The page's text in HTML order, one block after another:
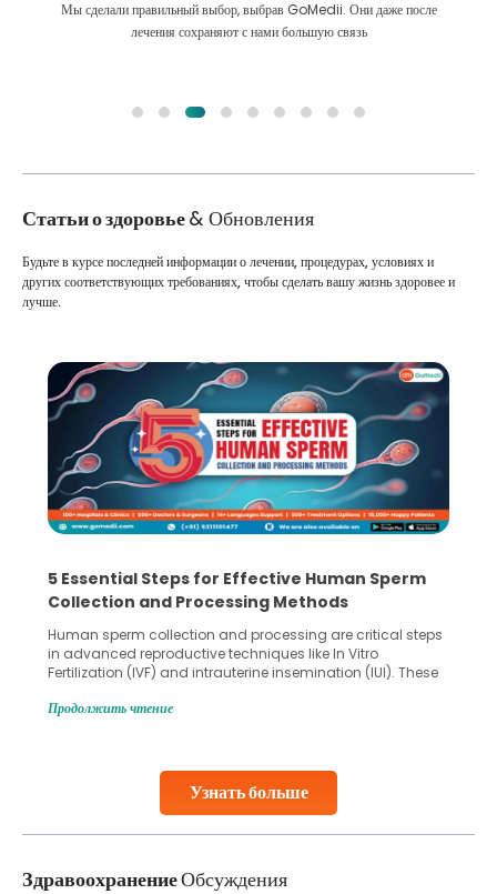
Мы сделали правильный выбор, выбрав GoMedii. Они даже после
лечения сохраняют с нами большую связь
Статьи о здоровье& Обновления
Узнать больше
Будьте в курсе последней информации о лечении, процедурах, условиях и
других соответствующих требованиях, чтобы сделать вашу жизнь здоровее и
лучше.
5 Essential Steps for Effective Human Sperm
Collection and Processing Methods
Human sperm collection and processing are critical steps
in advanced reproductive techniques like In Vitro
Fertilization (IVF) and intrauterine insemination (IUI). These
challenges and help couples achieve their dream of
collected, they process the
Продолжить чтение
ЗдравоохранениеОбсуждения